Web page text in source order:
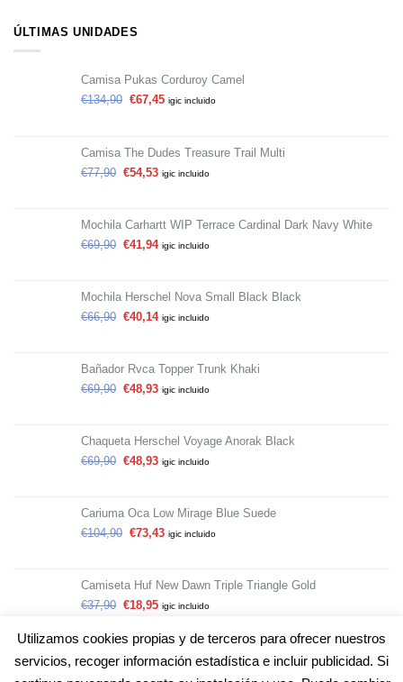
ÚLTIMAS UNIDADES
Camisa Pukas Corduroy Camel
€134,90 €67,45 igic incluido
Camisa The Dudes Treasure Trail Multi
€77,90 €54,53 igic incluido
Mochila Carhartt WIP Terrace Cardinal Dark Navy White
€69,90 €41,94 igic incluido
Mochila Herschel Nova Small Black Black
€66,90 €40,14 igic incluido
Bañador Rvca Topper Trunk Khaki
€69,90 €48,93 igic incluido
Chaqueta Herschel Voyage Anorak Black
€69,90 €48,93 igic incluido
Cariuma Oca Low Mirage Blue Suede
€104,90 €73,43 igic incluido
Camiseta Huf New Dawn Triple Triangle Gold
€37,90 €18,95 igic incluido
Utilizamos cookies propias y de terceros para ofrecer nuestros
servicios, recoger información estadística e incluir publicidad. Si